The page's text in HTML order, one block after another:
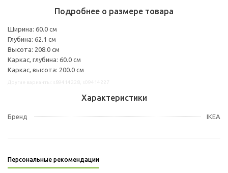
Подробнее о размере товара
Ширина: 60.0 см
Глубина: 62.1 см
Высота: 208.0 см
Каркас, глубина: 60.0 см
Каркас, высота: 200.0 см
Характеристики
Бренд IKEA
Персональные рекомендации